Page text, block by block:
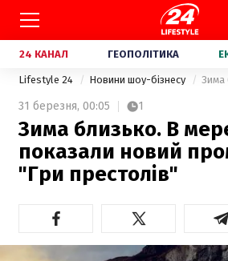
24 КАНАЛ ГЕОПОЛІТИКА
Lifestyle 24 Новини шоу-бізнесу
31 березня, 00:05 1
Зима близько. В
показали новий
"Гри престолів"